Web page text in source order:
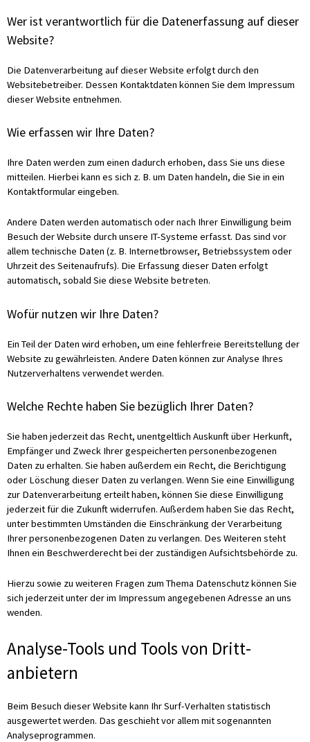
Wer ist verantwortlich für die Datenerfassung auf dieser
Website?
Die Datenverarbeitung auf dieser Website erfolgt durch den
Websitebetreiber. Dessen Kontaktdaten können Sie dem Impressum
dieser Website entnehmen.
Wie erfassen wir Ihre Daten?
Ihre Daten werden zum einen dadurch erhoben, dass Sie uns diese
mitteilen. Hierbei kann es sich z. B. um Daten handeln, die Sie in ein
Kontaktformular eingeben.
Andere Daten werden automatisch oder nach Ihrer Einwilligung beim
Besuch der Website durch unsere IT-Systeme erfasst. Das sind vor
allem technische Daten (z. B. Internetbrowser, Betriebssystem oder
Uhrzeit des Seitenaufrufs). Die Erfassung dieser Daten erfolgt
automatisch, sobald Sie diese Website betreten.
Wofür nutzen wir Ihre Daten?
Ein Teil der Daten wird erhoben, um eine fehlerfreie Bereitstellung der
Website zu gewährleisten. Andere Daten können zur Analyse Ihres
Nutzerverhaltens verwendet werden.
Welche Rechte haben Sie bezüglich Ihrer Daten?
Sie haben jederzeit das Recht, unentgeltlich Auskunft über Herkunft,
Empfänger und Zweck Ihrer gespeicherten personenbezogenen
Daten zu erhalten. Sie haben außerdem ein Recht, die Berichtigung
oder Löschung dieser Daten zu verlangen. Wenn Sie eine Einwilligung
zur Datenverarbeitung erteilt haben, können Sie diese Einwilligung
jederzeit für die Zukunft widerrufen. Außerdem haben Sie das Recht,
unter bestimmten Umständen die Einschränkung der Verarbeitung
Ihrer personenbezogenen Daten zu verlangen. Des Weiteren steht
Ihnen ein Beschwerderecht bei der zuständigen Aufsichtsbehörde zu.
Hierzu sowie zu weiteren Fragen zum Thema Datenschutz können Sie
sich jederzeit unter der im Impressum angegebenen Adresse an uns
wenden.
Analyse-Tools und Tools von Dritt­
anbietern
Beim Besuch dieser Website kann Ihr Surf-Verhalten statistisch
ausgewertet werden. Das geschieht vor allem mit sogenannten
Analyseprogrammen.